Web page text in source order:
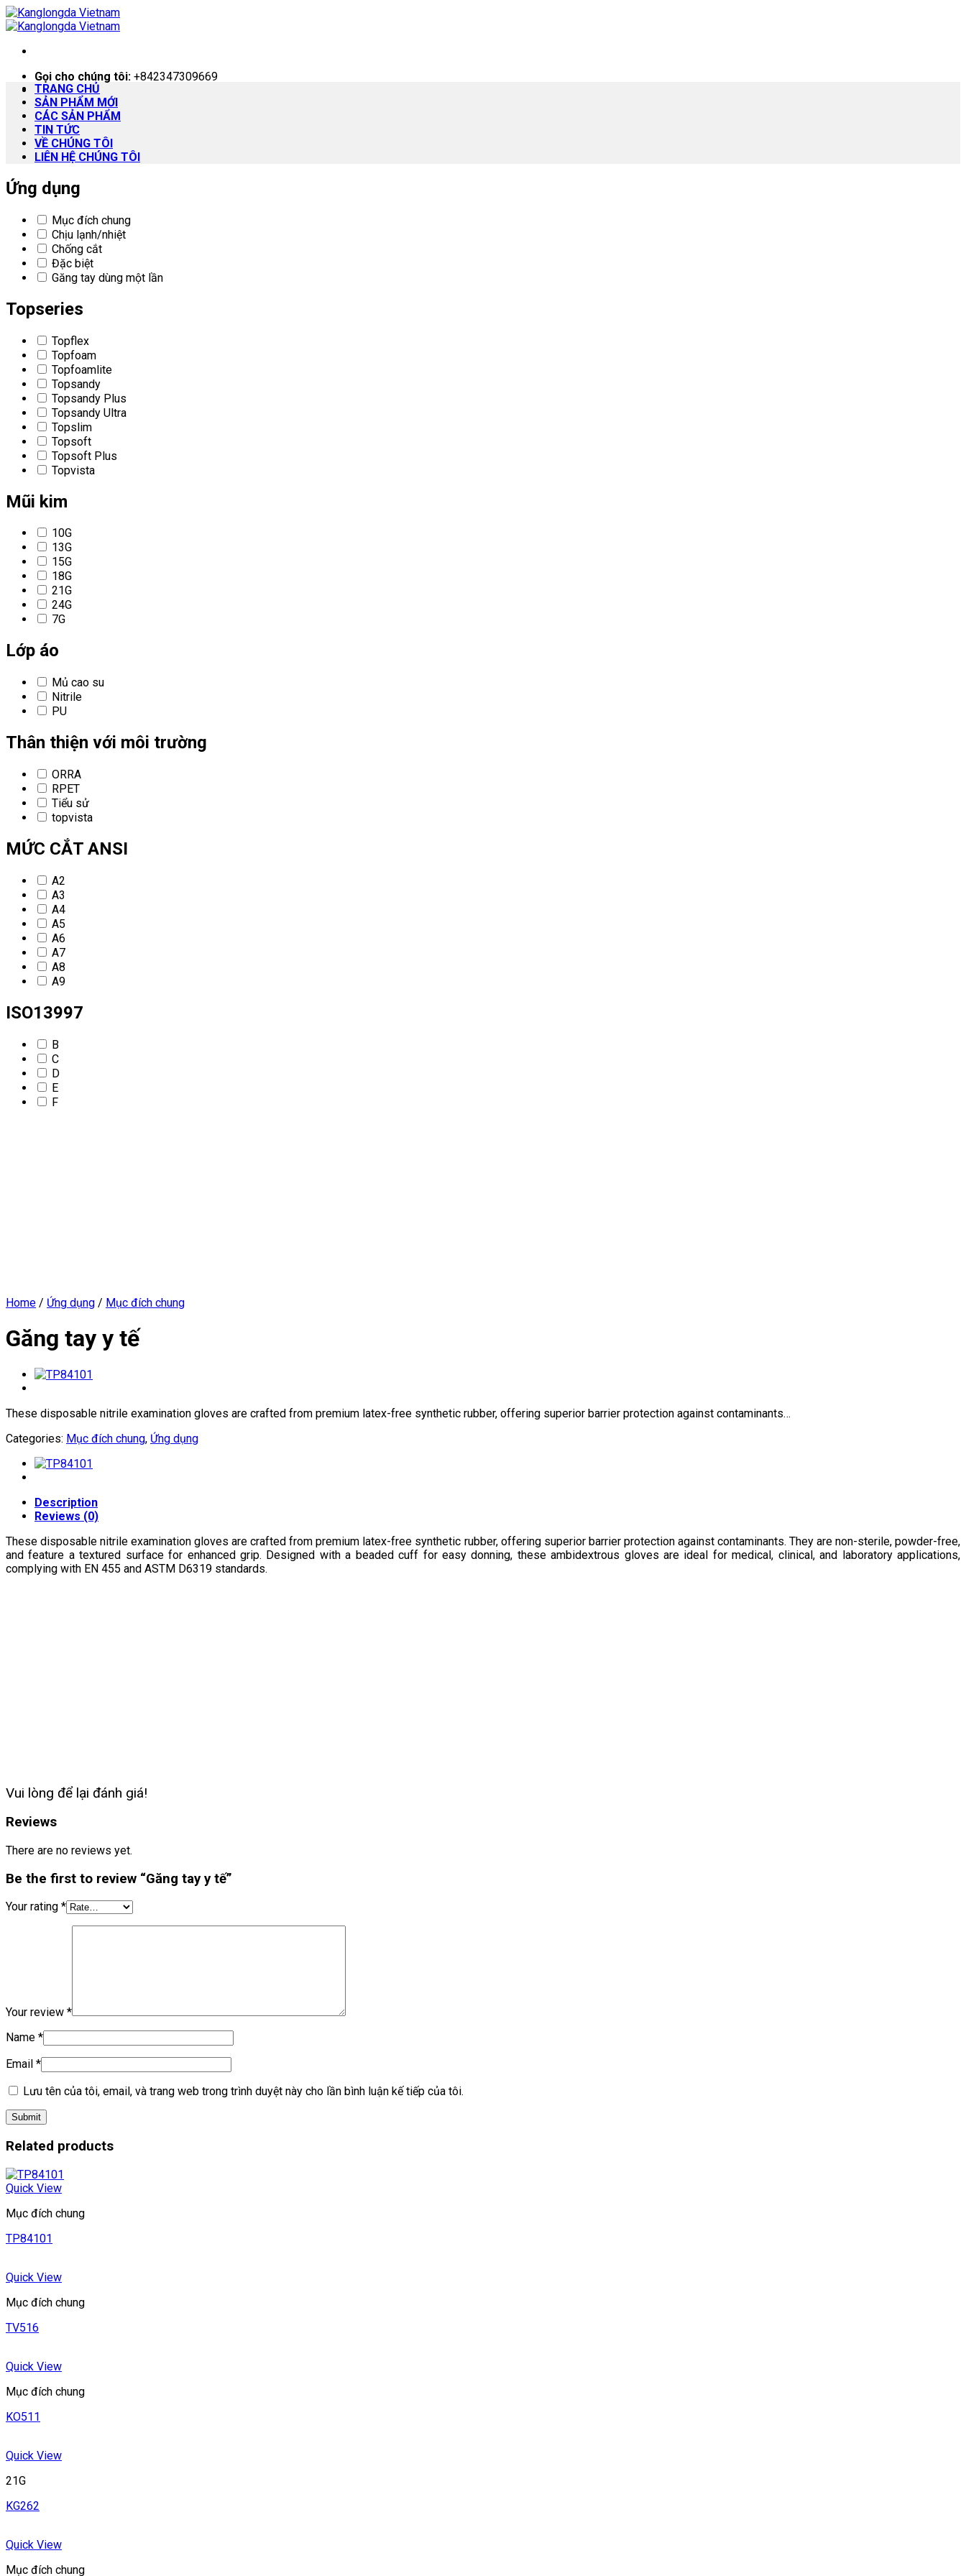
Skip
to
Gọi cho chúng tôi: +842347309669
TRANG CHỦ
SẢN PHẨM MỚI
CÁC SẢN PHẨM
TIN TỨC
VỀ CHÚNG TÔI
LIÊN HỆ CHÚNG TÔI
Ứng dụng
Mục đích chung
Chịu lạnh/nhiệt
Chống cắt
Đặc biệt
Găng tay dùng một lần
Topseries
Topflex
Topfoam
Topfoamlite
Topsandy
Topsandy Plus
Topsandy Ultra
Topslim
Topsoft
Topsoft Plus
Topvista
Mũi kim
10G
13G
15G
18G
21G
24G
7G
Lớp áo
Mủ cao su
Nitrile
PU
Thân thiện với môi trường
ORRA
RPET
Tiểu sử
topvista
MỨC CẮT ANSI
A2
A3
A4
A5
A6
A7
A8
A9
ISO13997
B
C
D
E
F
Home / Ứng dụng / Mục đích chung
Găng tay y tế
These disposable nitrile examination gloves are crafted from premium latex-free synthetic rubber, offering superior barrier protection against contaminants…
Categories: Mục đích chung, Ứng dụng
Description
Reviews (0)
These disposable nitrile examination gloves are crafted from premium latex-free synthetic rubber, offering superior barrier protection against contaminants. They are non-sterile, powder-free,
and feature a textured surface for enhanced grip. Designed with a beaded cuff for easy donning, these ambidextrous gloves are ideal for medical, clinical, and laboratory applications,
complying with EN 455 and ASTM D6319 standards.
Vui lòng để lại đánh giá!
Reviews
There are no reviews yet.
Be the first to review “Găng tay y tế”
Your rating *
Your review *
Name *
Email *
Lưu tên của tôi, email, và trang web trong trình duyệt này cho lần bình luận kế tiếp của tôi.
Related products
Quick View
Mục đích chung
TP84101
Quick View
Mục đích chung
TV516
Quick View
Mục đích chung
KO511
Quick View
21G
KG262
Quick View
Mục đích chung